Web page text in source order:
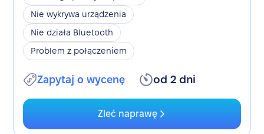
Nie wykrywa urządzenia
Nie działa Bluetooth
Problem z połączeniem
Zapytaj o wycenę od 2 dni
Zleć naprawę